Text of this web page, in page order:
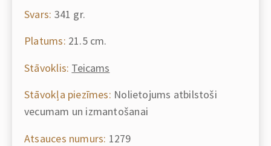
Svars: 341 gr.
Platums: 21.5 cm.
Stāvoklis: Teicams
Stāvokļa piezīmes: Nolietojums atbilstoši
vecumam un izmantošanai
Atsauces numurs: 1279